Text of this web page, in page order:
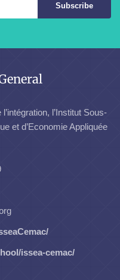
Subscribe
l’Institut Sous-
et d’Economie Appliquée
issea-cemac/